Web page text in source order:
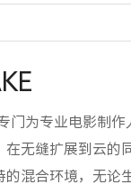
门为专业电影制
无缝扩展到云的
混合环境，无论